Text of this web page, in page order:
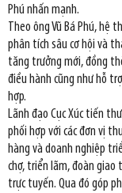
Phú nhấn mạnh.
Theo ông Vũ Bá Phú, hệ
phân tích sâu cơ hội và
tăng trưởng mới, đồng
điều hành cũng như hỗ
hợp.
Lãnh đạo Cục Xúc tiến
phối hợp với các đơn vị
hàng và doanh nghiệp
chợ, triển lãm, đoàn giao
trực tuyến. Qua đó góp